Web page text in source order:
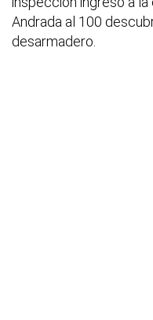
Andrada al 100
desarmadero.